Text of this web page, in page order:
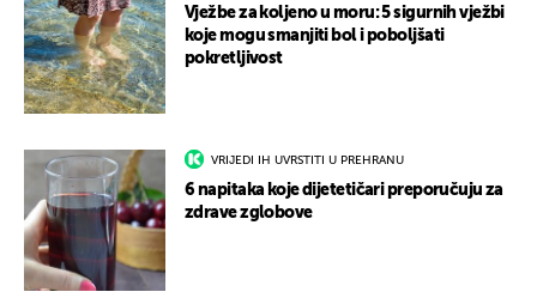
Vježbe za koljeno u moru: 5 sigurnih vježbi
koje mogu smanjiti bol i poboljšati
pokretljivost
VRIJEDI IH UVRSTITI U PREHRANU
6 napitaka koje dijetetičari preporučuju za
zdrave zglobove